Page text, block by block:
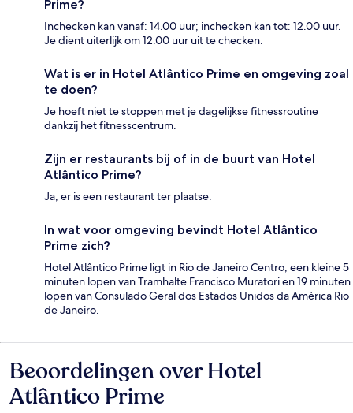
Prime?
Inchecken kan vanaf: 14.00 uur; inchecken kan tot: 12.00 uur.
Je dient uiterlijk om 12.00 uur uit te checken.
Wat is er in Hotel Atlântico Prime en omgeving zoal
te doen?
Je hoeft niet te stoppen met je dagelijkse fitnessroutine
dankzij het fitnesscentrum.
Zijn er restaurants bij of in de buurt van Hotel
Atlântico Prime?
Ja, er is een restaurant ter plaatse.
In wat voor omgeving bevindt Hotel Atlântico
Prime zich?
Hotel Atlântico Prime ligt in Rio de Janeiro Centro, een kleine 5
minuten lopen van Tramhalte Francisco Muratori en 19 minuten
lopen van Consulado Geral dos Estados Unidos da América Rio
de Janeiro.
Beoordelingen
Beoordelingen over Hotel
Atlântico Prime